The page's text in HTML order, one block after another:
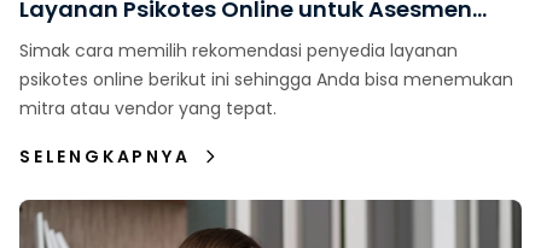
Layanan Psikotes Online untuk Asesmen
Karyawan
Simak cara memilih rekomendasi penyedia layanan
psikotes online berikut ini sehingga Anda bisa menemukan
mitra atau vendor yang tepat.
SELENGKAPNYA